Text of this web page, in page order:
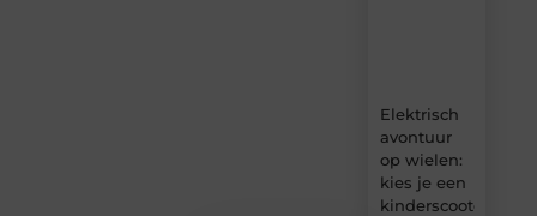
Elektrisch
avontuur
op wielen:
kies je een
kinderscooter